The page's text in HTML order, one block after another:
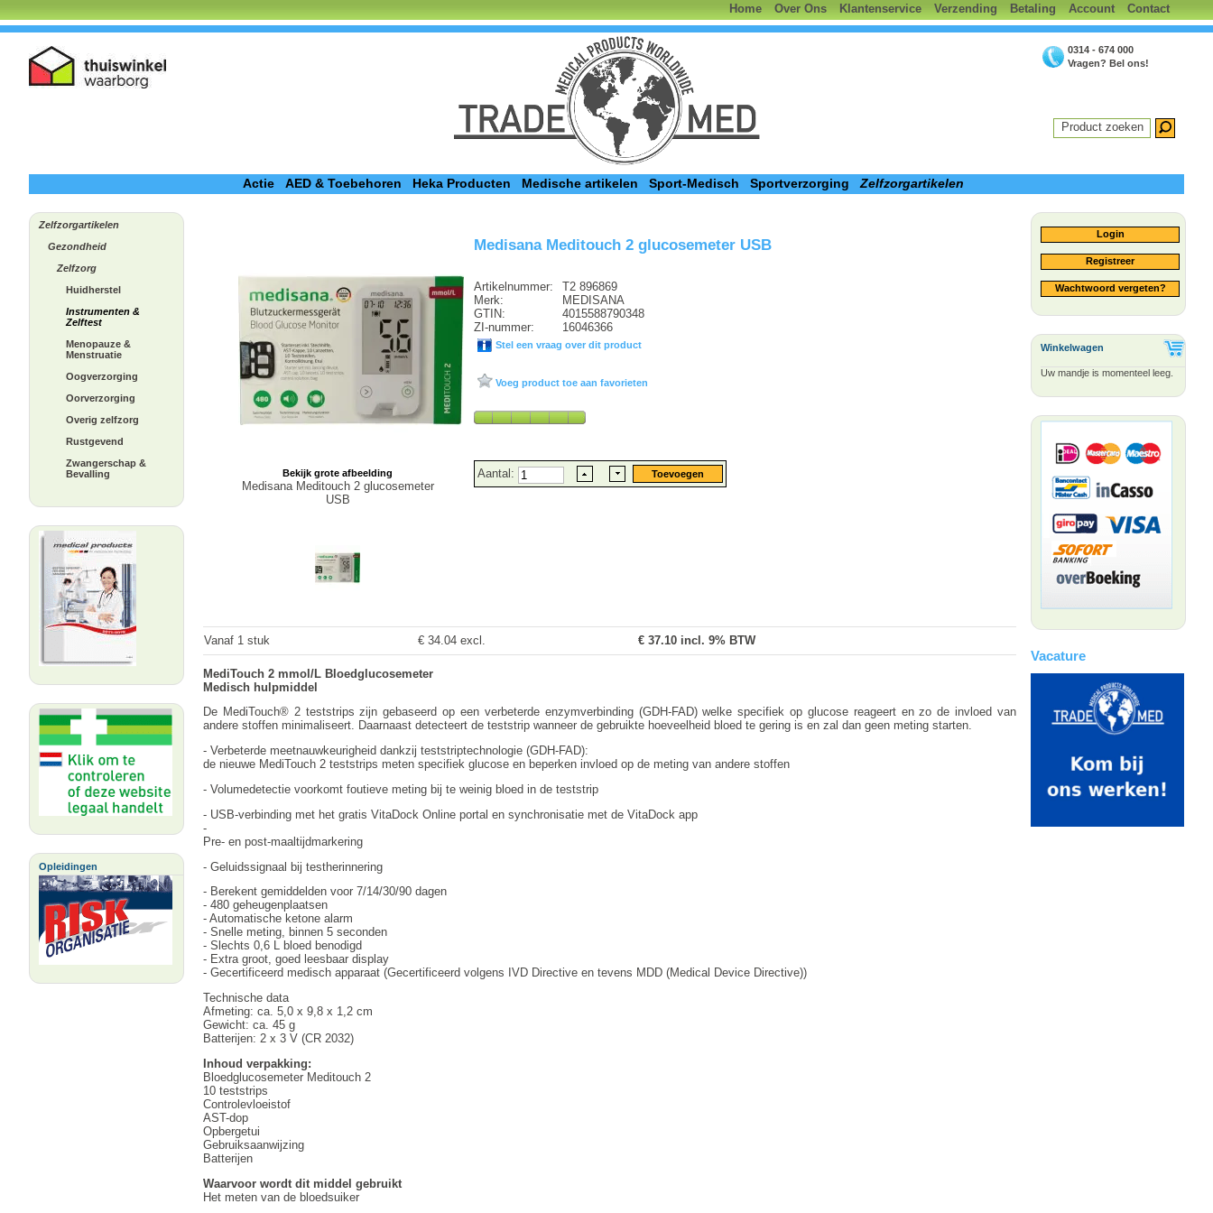
Home Over Ons Klantenservice Verzending Betaling Account Contact
0314 - 674 000
Vragen? Bel ons!
Product zoeken
Actie AED & Toebehoren Heka Producten Medische artikelen Sport-Medisch Sportverzorging Zelfzorgartikelen
Zelfzorgartikelen
Gezondheid
Zelfzorg
Huidherstel
Instrumenten &
Zelftest
Menopauze &
Menstruatie
Oogverzorging
Oorverzorging
Overig zelfzorg
Rustgevend
Zwangerschap &
Bevalling
Opleidingen
Login
Registreer
Wachtwoord vergeten?
Winkelwagen
Uw mandje is momenteel leeg.
Vacature
Bekijk grote afbeelding
Medisana Meditouch 2 glucosemeter
USB
Medisana Meditouch 2 glucosemeter USB
Artikelnummer:
Merk:
GTIN:
ZI-nummer:
T2 896869
MEDISANA
4015588790348
16046366
Stel een vraag over dit product
Voeg product toe aan favorieten
Aantal:
Vanaf 1 stuk € 34.04 excl. € 37.10 incl. 9% BTW
MediTouch 2 mmol/L Bloedglucosemeter
Medisch hulpmiddel
De MediTouch® 2 teststrips zijn gebaseerd op een verbeterde enzymverbinding (GDH-FAD) welke specifiek op glucose reageert en zo de invloed van
andere stoffen minimaliseert. Daarnaast detecteert de teststrip wanneer de gebruikte hoeveelheid bloed te gering is en zal dan geen meting starten.
- Verbeterde meetnauwkeurigheid dankzij teststriptechnologie (GDH-FAD):
de nieuwe MediTouch 2 teststrips meten specifiek glucose en beperken invloed op de meting van andere stoffen
- Volumedetectie voorkomt foutieve meting bij te weinig bloed in de teststrip
- USB-verbinding met het gratis VitaDock Online portal en synchronisatie met de VitaDock app
-
Pre- en post-maaltijdmarkering
- Geluidssignaal bij testherinnering
- Berekent gemiddelden voor 7/14/30/90 dagen
- 480 geheugenplaatsen
- Automatische ketone alarm
- Snelle meting, binnen 5 seconden
- Slechts 0,6 L bloed benodigd
- Extra groot, goed leesbaar display
- Gecertificeerd medisch apparaat (Gecertificeerd volgens IVD Directive en tevens MDD (Medical Device Directive))
Technische data
Afmeting: ca. 5,0 x 9,8 x 1,2 cm
Gewicht: ca. 45 g
Batterijen: 2 x 3 V (CR 2032)
Inhoud verpakking:
Bloedglucosemeter Meditouch 2
10 teststrips
Controlevloeistof
AST-dop
Opbergetui
Gebruiksaanwijzing
Batterijen
Waarvoor wordt dit middel gebruikt
Het meten van de bloedsuiker